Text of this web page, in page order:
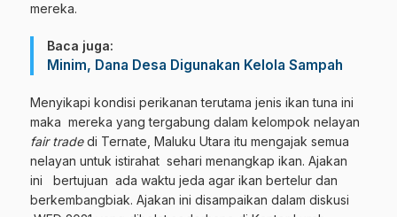
mereka.
Baca juga:
Minim, Dana Desa Digunakan Kelola Sampah
Menyikapi kondisi perikanan terutama jenis ikan tuna ini
maka mereka yang tergabung dalam kelompok nelayan
fair tradedi Ternate, Maluku Utara itu mengajak semua
nelayan untuk istirahat sehari menangkap ikan. Ajakan
ini bertujuan ada waktu jeda agar ikan bertelur dan
berkembangbiak. Ajakan ini disampaikan dalam diskusi